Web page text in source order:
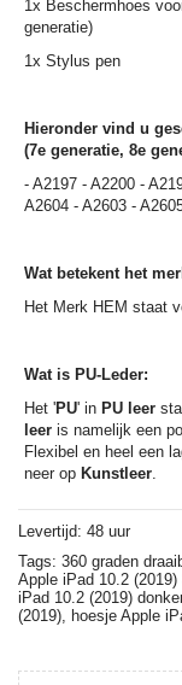
1x Beschermhoes
generatie)
1x Stylus pen
Hieronder vind u
(7e generatie, 8e
- A2197 - A2200 -
A2604 - A2603 -
Wat betekent het
Het Merk HEM staat
Wat is PU-Leder:
Het 'PU' in PU leer
leer is namelijk een
Flexibel en heel een
neer op Kunstleer.
Levertijd: 48 uur
Tags: 360 graden
Apple iPad 10.2
iPad 10.2 (2019)
(2019), hoesje Apple